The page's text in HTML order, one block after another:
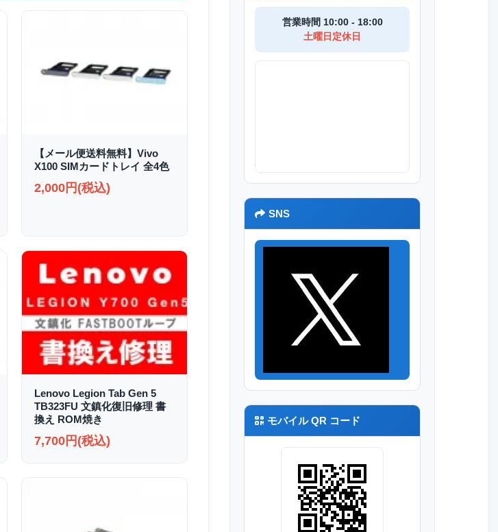
【メール便送料無料】Vivo
X100 SIMカードトレイ 全4色
2,000円(税込)
Lenovo Legion Tab Gen 5
TB323FU 文鎮化復旧修理 書
換え ROM焼き
7,700円(税込)
営業時間 10:00 - 18:00
土曜日定休日
SNS
モバイル QR コード